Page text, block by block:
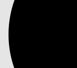
ÍNDICE DE MATERIAS